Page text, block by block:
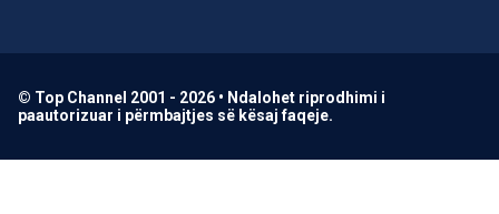
© Top Channel 2001 - 2026 • Ndalohet riprodhimi i
paautorizuar i përmbajtjes së kësaj faqeje.